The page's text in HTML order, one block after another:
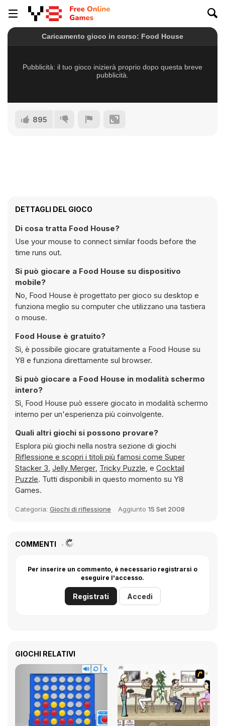
895
DETTAGLI DEL GIOCO
Di cosa tratta Food House?
Use your mouse to connect similar foods before the
time runs out.
Si può giocare a Food House su dispositivo
mobile?
No, Food House è progettato per gioco su desktop e
funziona meglio su computer che utilizzano una tastiera
o mouse.
Food House è gratuito?
Sì, è possibile giocare gratuitamente a Food House su
Y8 e funziona direttamente sul browser.
Si può giocare a Food House in modalità schermo
intero?
Sì, Food House può essere giocato in modalità schermo
interno per un'esperienza più coinvolgente.
Quali altri giochi si possono provare?
Esplora più giochi nella nostra sezione di giochi
Riflessione e scopri i titoli più famosi come Super
Stacker 3, Jelly Merger, Tricky Puzzle, e Cocktail
Puzzle. Tutti disponibili in questo momento su Y8
Games.
Categoria: Giochi di riflessione Aggiunto 15 Set 2008
COMMENTI
Per inserire un commento, è necessario registrarsi o
eseguire l'accesso.
Registrati Accedi
GIOCHI RELATIVI